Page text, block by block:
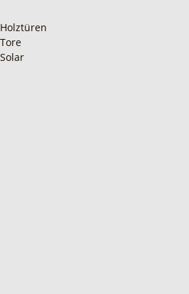
Holztüren
Tore
Solar